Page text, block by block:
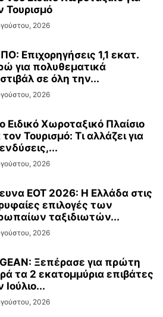
Τουρισμό
2026
Επιχορηγήσεις 1,1 εκατ.
για πολυθεματικά
σε όλη την...
2026
Ειδικό Χωροταξικό Πλαίσιο
τον Τουρισμό: Τι αλλάζει για
2026
ΕΟΤ 2026: Η Ελλάδα στις
επιλογές των
ταξιδιωτών...
2026
Ξεπέρασε για πρώτη
τα 2 εκατομμύρια επιβάτες
Ιούλιο...
2026